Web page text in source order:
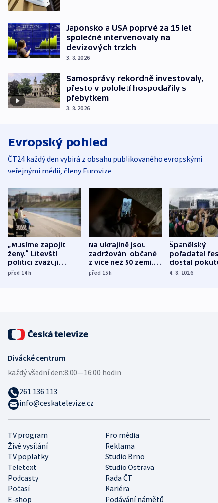
Japonsko a USA poprvé za 15 let
společně intervenovaly na
devizových trzích
3. 8. 2026
Samosprávy rekordně investovaly,
přesto v pololetí hospodařily s
přebytkem
3. 8. 2026
Evropský pohled
ČT24 každý den vybírá z obsahu publikovaného evropskými
veřejnými médii, členy Eurovize.
„Musíme zapojit
ženy.“ Litevští
politici zvažují
dohodu o
před 14h
Na Ukrajině jsou
zadržováni občané
z více než 50 zemí.
Bojovali na straně
před 15h
Španělský
pořadatel
dostal
nekalé
4. 8. 2026
TV program
Pro média
Živé vysílání
Reklama
TV poplatky
Studio Brno
Teletext
Studio Ostrava
Podcasty
Rada ČT
Počasí
Kariéra
E-shop
Podávání námětů
Divácké centrum
každý všední den:8:00—16:00 hodin
261 136 113
info@ceskatelevize.cz